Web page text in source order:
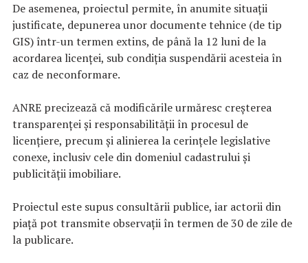
De asemenea, proiectul permite, în anumite situații
justificate, depunerea unor documente tehnice (de tip
GIS) într-un termen extins, de până la 12 luni de la
acordarea licenței, sub condiția suspendării acesteia în
caz de neconformare.
ANRE precizează că modificările urmăresc creșterea
transparenței și responsabilității în procesul de
licențiere, precum și alinierea la cerințele legislative
conexe, inclusiv cele din domeniul cadastrului și
publicității imobiliare.
Proiectul este supus consultării publice, iar actorii din
piață pot transmite observații în termen de 30 de zile de
la publicare.